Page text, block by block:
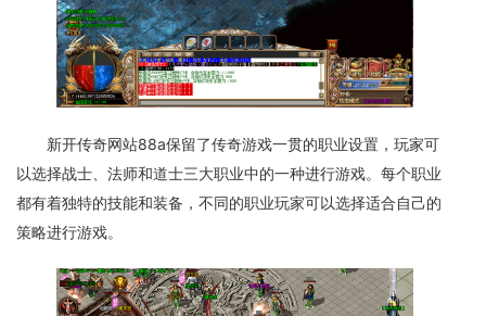
新开传奇网站88a保留了传奇游戏一贯的职业设置，玩家可
以选择战士、法师和道士三大职业中的一种进行游戏。每个职业
都有着独特的技能和装备，不同的职业玩家可以选择适合自己的
策略进行游戏。